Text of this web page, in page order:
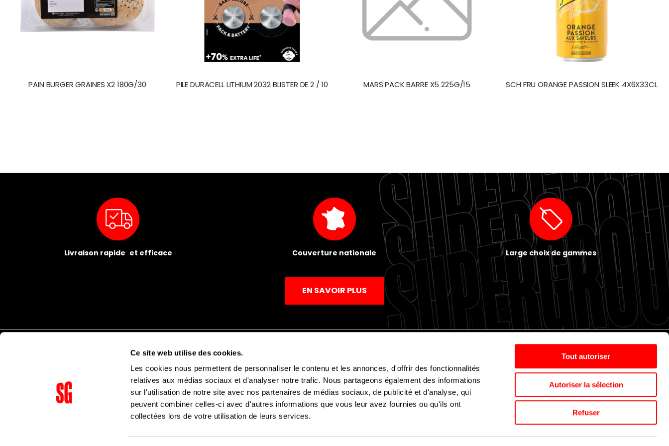
Ce site web utilise des cookies.
Les cookies nous permettent de personnaliser le contenu et les annonces, d'offrir des fonctionnalités
relatives aux médias sociaux et d'analyser notre trafic. Nous partageons également des informations
sur l'utilisation de notre site avec nos partenaires de médias sociaux, de publicité et d'analyse, qui
peuvent combiner celles-ci avec d'autres informations que vous leur avez fournies ou qu'ils ont
collectées lors de votre utilisation de leurs services.
Tout autoriser
Autoriser la sélection
Refuser
PAIN BURGER GRAINES X2 180G/30 PILE DURACELL LITHIUM 2032 BLISTER DE 2 / 10 MARS PACK BARRE X5 225G/15 SCH FRU ORANGE PASSION SLEEK 4X6X33CL
Livraison rapide et efficace Couverture nationale Large choix de gammes
EN SAVOIR PLUS
Mentions légales Politique de confidentialité CGV Politique de cookies Nos agences Espace presse